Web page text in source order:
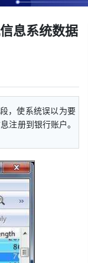
息系统数据
，使系统误以为要
注册到银行账户。